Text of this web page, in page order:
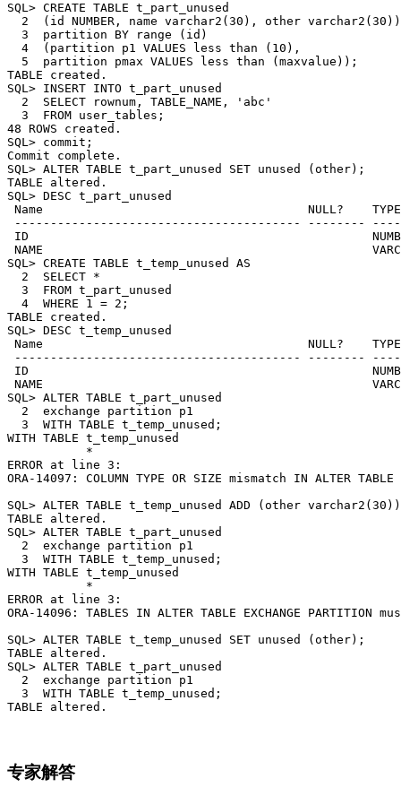
SQL> CREATE TABLE t_part_unused
2  (id NUMBER, name varchar2(30), other varchar2(30))
3  partition BY range (id)
4  (partition p1 VALUES less than (10),
5  partition pmax VALUES less than (maxvalue));
TABLE created.
SQL> INSERT INTO t_part_unused
2  SELECT rownum, TABLE_NAME, 'abc'
3  FROM user_tables;
48 ROWS created.
SQL> commit;
Commit complete.
SQL> ALTER TABLE t_part_unused SET unused (other);
TABLE altered.
SQL> DESC t_part_unused
Name                                     NULL?    TYPE
---------------------------------------- --------
ID
NAME
SQL> CREATE TABLE t_temp_unused AS
2  SELECT *
3  FROM t_part_unused
4  WHERE 1 = 2;
TABLE created.
SQL> DESC t_temp_unused
Name                                     NULL?    TYPE
---------------------------------------- --------
ID
NAME
SQL> ALTER TABLE t_part_unused
2  exchange partition p1
3  WITH TABLE t_temp_unused;
WITH TABLE t_temp_unused
*
ERROR at line 3:
ORA-14097: COLUMN TYPE OR SIZE mismatch IN ALTER TABLE
SQL> ALTER TABLE t_temp_unused ADD (other
TABLE altered.
SQL> ALTER TABLE t_part_unused
2  exchange partition p1
3  WITH TABLE t_temp_unused;
WITH TABLE t_temp_unused
*
ERROR at line 3:
ORA-14096: TABLES IN ALTER TABLE EXCHANGE PARTITION
SQL> ALTER TABLE t_temp_unused SET unused (other);
TABLE altered.
SQL> ALTER TABLE t_part_unused
2  exchange partition p1
3  WITH TABLE t_temp_unused;
TABLE altered.
专家解答